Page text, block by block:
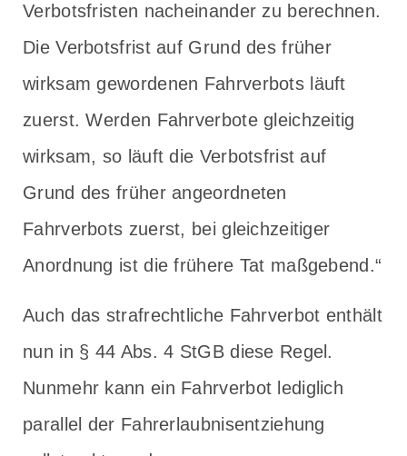
Verbotsfristen nacheinander zu berechnen.
Die Verbotsfrist auf Grund des früher
wirksam gewordenen Fahrverbots läuft
zuerst. Werden Fahrverbote gleichzeitig
wirksam, so läuft die Verbotsfrist auf
Grund des früher angeordneten
Fahrverbots zuerst, bei gleichzeitiger
Anordnung ist die frühere Tat maßgebend.“
Auch das strafrechtliche Fahrverbot enthält
nun in § 44 Abs. 4 StGB diese Regel.
Nunmehr kann ein Fahrverbot lediglich
parallel der Fahrerlaubnisentziehung